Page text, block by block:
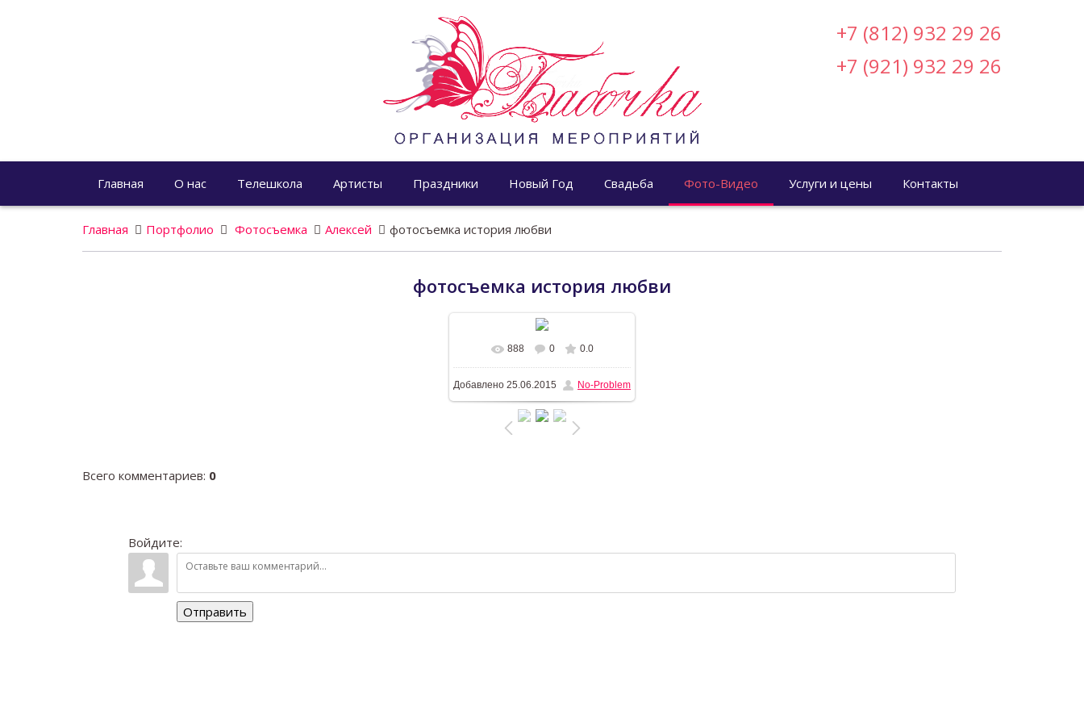
+7 (812) 932 29 26
+7 (921) 932 29 26
Главная О нас Телешкола Артисты Праздники Новый Год Свадьба Фото-Видео Услуги и цены Контакты
Главная Портфолио Фотосъемка Алексей фотосъемка история любви
фотосъемка история любви
В реальном размере 1196x768
363.1Kb
888 0 0.0
Добавлено 25.06.2015 No-Problem
Всего комментариев: 0
Войдите:
Отправить